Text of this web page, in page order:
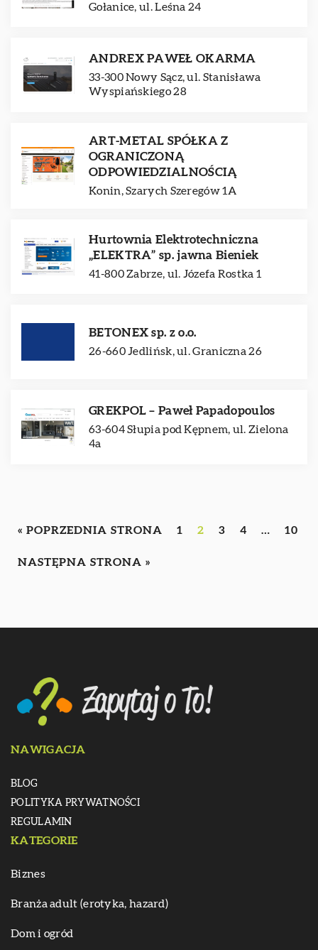
Gołanice, ul. Leśna 24
ANDREX PAWEŁ OKARMA
33-300 Nowy Sącz, ul. Stanisława
Wyspiańskiego 28
ART-METAL SPÓŁKA Z
OGRANICZONĄ
ODPOWIEDZIALNOŚCIĄ
Konin, Szarych Szeregów 1A
Hurtownia Elektrotechniczna
„ELEKTRA” sp. jawna Bieniek
41-800 Zabrze, ul. Józefa Rostka 1
BETONEX sp. z o.o.
26-660 Jedlińsk, ul. Graniczna 26
GREKPOL – Paweł Papadopoulos
63-604 Słupia pod Kępnem, ul. Zielona
4a
« POPRZEDNIA STRONA 1 2 3 4 … 10
NASTĘPNA STRONA »
NAWIGACJA
BLOG
POLITYKA PRYWATNOŚCI
REGULAMIN
KATEGORIE
Biznes
Branża adult (erotyka, hazard)
Dom i ogród